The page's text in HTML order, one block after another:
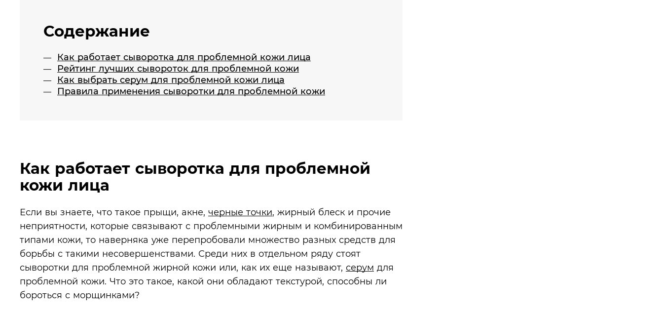
Содержание
Как работает сыворотка для проблемной кожи лица
Рейтинг лучших сывороток для проблемной кожи
Как выбрать серум для проблемной кожи лица
Правила применения сыворотки для проблемной кожи
Как работает сыворотка для проблемной
кожи лица
Если вы знаете, что такое прыщи, акне, черные точки, жирный блеск и прочие
неприятности, которые связывают с проблемными жирным и комбинированным
типами кожи, то наверняка уже перепробовали множество разных средств для
борьбы с такими несовершенствами. Среди них в отдельном ряду стоят
сыворотки для проблемной жирной кожи или, как их еще называют, серум для
проблемной кожи. Что это такое, какой они обладают текстурой, способны ли
бороться с морщинками?